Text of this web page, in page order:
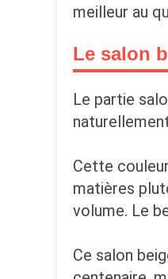
meilleur au
Le salon
Le partie
Cette
matières
volume. Le
Ce salon